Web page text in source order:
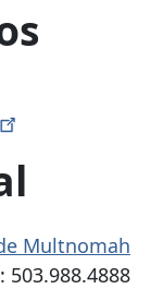
Multnomah
: 503.988.4888